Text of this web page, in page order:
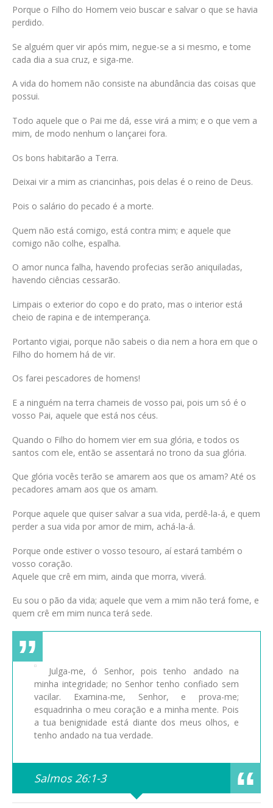
Porque o Filho do Homem veio buscar e salvar o que se havia
perdido.
Se alguém quer vir após mim, negue-se a si mesmo, e tome
cada dia a sua cruz, e siga-me.
A vida do homem não consiste na abundância das coisas que
possui.
Todo aquele que o Pai me dá, esse virá a mim; e o que vem a
mim, de modo nenhum o lançarei fora.
Os bons habitarão a Terra.
Deixai vir a mim as criancinhas, pois delas é o reino de Deus.
Pois o salário do pecado é a morte.
Quem não está comigo, está contra mim; e aquele que
comigo não colhe, espalha.
O amor nunca falha, havendo profecias serão aniquiladas,
havendo ciências cessarão.
Limpais o exterior do copo e do prato, mas o interior está
cheio de rapina e de intemperança.
Portanto vigiai, porque não sabeis o dia nem a hora em que o
Filho do homem há de vir.
Os farei pescadores de homens!
E a ninguém na terra chameis de vosso pai, pois um só é o
vosso Pai, aquele que está nos céus.
Quando o Filho do homem vier em sua glória, e todos os
santos com ele, então se assentará no trono da sua glória.
Que glória vocês terão se amarem aos que os amam? Até os
pecadores amam aos que os amam.
Porque aquele que quiser salvar a sua vida, perdê-la-á, e quem
perder a sua vida por amor de mim, achá-la-á.
Porque onde estiver o vosso tesouro, aí estará também o
vosso coração.
Aquele que crê em mim, ainda que morra, viverá.
Eu sou o pão da vida; aquele que vem a mim não terá fome, e
quem crê em mim nunca terá sede.
Julga-me, ó Senhor, pois tenho andado na
minha integridade; no Senhor tenho confiado sem
vacilar. Examina-me, Senhor, e prova-me;
esquadrinha o meu coração e a minha mente. Pois
a tua benignidade está diante dos meus olhos, e
tenho andado na tua verdade.
Salmos 26:1-3